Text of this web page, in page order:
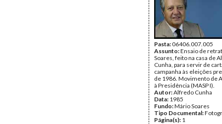
Pasta:06406.007.005
Assunto:Ensaio de
Soares, feito na casa de
Cunha, para servir de
campanha às eleições
de 1986. Movimento de
à Presidência (MASP I).
Autor:Alfredo Cunha
Data: 1985
Fundo:Mário Soares
Tipo Documental:
Página(s): 1